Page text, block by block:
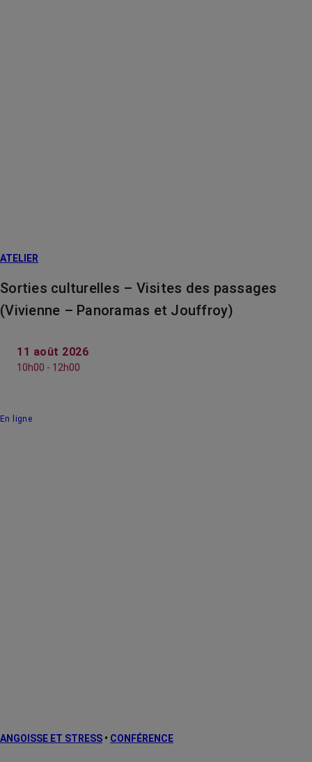
ATELIER
Sorties culturelles – Visites des passages
(Vivienne – Panoramas et Jouffroy)
11 août 2026
10h00 - 12h00
En ligne
ANGOISSE ET STRESS • CONFÉRENCE